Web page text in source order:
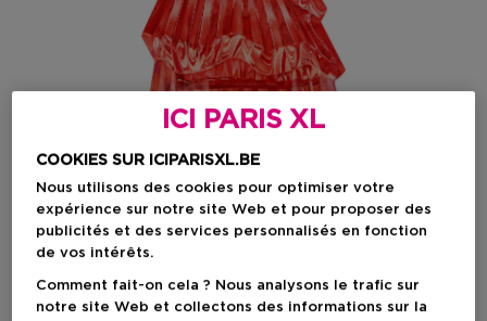
Choisissez votre format
60 ML En stock
ICI PARIS XL
COOKIES SUR ICIPARISXL.BE
Nous utilisons des cookies pour optimiser votre
expérience sur notre site Web et pour proposer des
publicités et des services personnalisés en fonction
de vos intérêts.
Comment fait-on cela ? Nous analysons le trafic sur
notre site Web et collectons des informations sur la